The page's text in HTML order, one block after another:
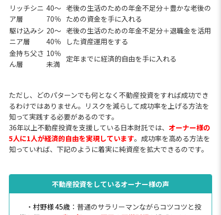
リッチシニ
ア層
40～
70％
老後の生活のための年金不足分＋豊かな老後の
ための資金を手に入れる
駆け込みシ
ニア層
20～
40％
老後の生活のための年金不足分＋退職金を活用
した資産運用をする
金持ち父さ
ん層
10％
未満
定年までに経済的自由を手に入れる
ただし、どのパターンでも何となく不動産投資をすれば成功でき
るわけではありません。リスクを減らして成功率を上げる方法を
知って実践する必要があるのです。
36年以上不動産投資を支援している日本財託では、 オーナー様の
5人に1人が経済的自由を実現しています。成功率を高める方法を
知っていれば、下記のように着実に純資産を拡大できるのです。
不動産投資をしているオーナー様の声
・ 村野様 45歳：普通のサラリーマンながらコツコツと投